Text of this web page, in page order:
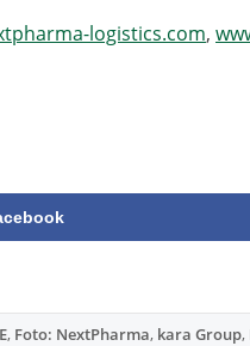
logistics.com,
, Foto: NextPharma, kara Group,